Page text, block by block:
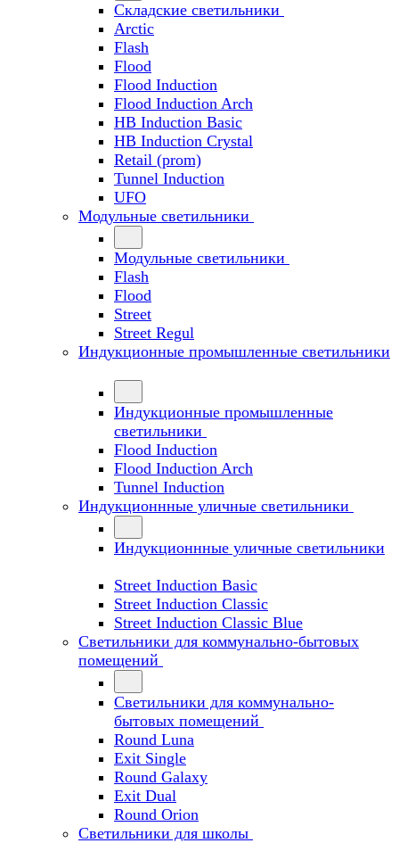
Складские светильники
Arctic
Flash
Flood
Flood Induction
Flood Induction Arch
HB Induction Basic
HB Induction Crystal
Retail (prom)
Tunnel Induction
UFO
Модульные светильники
Модульные светильники
Flash
Flood
Street
Street Regul
Индукционные промышленные светильники
Индукционные промышленные
светильники
Flood Induction
Flood Induction Arch
Tunnel Induction
Индукционнные уличные светильники
Индукционнные уличные светильники
Street Induction Basic
Street Induction Classic
Street Induction Classic Blue
Светильники для коммунально-бытовых
помещений
Светильники для коммунально-
бытовых помещений
Round Luna
Exit Single
Round Galaxy
Exit Dual
Round Orion
Светильники для школы